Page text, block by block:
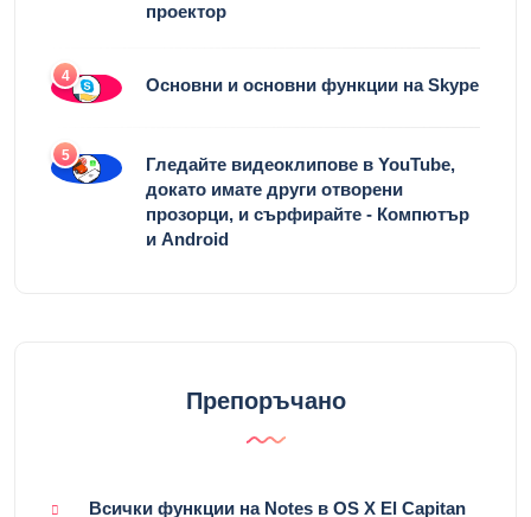
проектор
4 Основни и основни функции на Skype
5
Гледайте видеоклипове в YouTube,
докато имате други отворени
прозорци, и сърфирайте - Компютър
и Android
Препоръчано
Всички функции на Notes в OS X El Capitan